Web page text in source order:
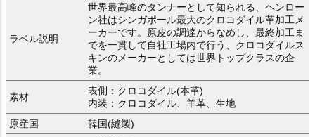
ラベル説明
世界最高峰のタンナーとして知られる、ヘンロー
ン社はシンガポール最大のクロコダイル革加工メ
ーカーです。原皮の調達からなめし、最終加工ま
でを一貫して自社工場内で行う、クロコダイルス
キンのメーカーとしては世界トップクラスの企
業。
素材
表側：クロコダイル(本革)
内装：クロコダイル、羊革、生地
原産国
韓国(縫製)